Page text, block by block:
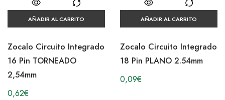
AÑADIR AL CARRITO
Zocalo Circuito Integrado
16 Pin TORNEADO
2,54mm
0,62€
AÑADIR AL CARRITO
Zocalo Circuito Integrado
18 Pin PLANO 2.54mm
0,09€